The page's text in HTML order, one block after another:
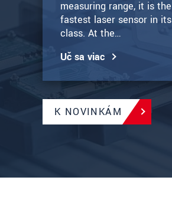
measuring range, it is the
fastest laser sensor in its
class. At the…
Uč sa viac
K NOVINKÁM